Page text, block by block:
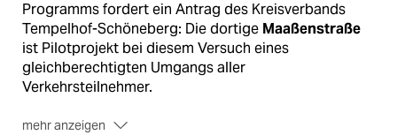
Programms fordert ein Antrag des Kreisverbands
Tempelhof-Schöneberg: Die dortige Maaßenstraße
ist Pilotprojekt bei diesem Versuch eines
gleichberechtigten Umgangs aller
Verkehrsteilnehmer.
mehr anzeigen